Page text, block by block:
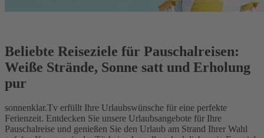
Beliebte Reiseziele für Pauschalreisen:
Weiße Strände, Sonne satt und Erholung
pur
sonnenklar.Tv erfüllt Ihre Urlaubswünsche für eine perfekte
Ferienzeit. Entdecken Sie unsere Urlaubsangebote für Ihre
Pauschalreise und genießen Sie den Urlaub am Strand Ihrer Wahl